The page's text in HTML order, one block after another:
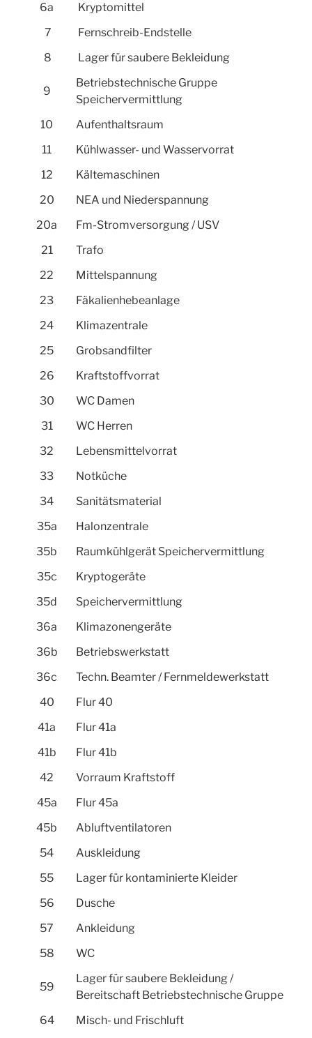
6a
Kryptomittel
7
Fernschreib-Endstelle
8
Lager für saubere Bekleidung
9
Betriebstechnische Gruppe
Speichervermittlung
10
Aufenthaltsraum
11
Kühlwasser- und Wasservorrat
12
Kältemaschinen
20
NEA und Niederspannung
20a
Fm-Stromversorgung / USV
21
Trafo
22
Mittelspannung
23
Fäkalienhebeanlage
24
Klimazentrale
25
Grobsandfilter
26
Kraftstoffvorrat
30
WC Damen
31
WC Herren
32
Lebensmittelvorrat
33
Notküche
34
Sanitätsmaterial
35a
Halonzentrale
35b
Raumkühlgerät Speichervermittlung
35c
Kryptogeräte
35d
Speichervermittlung
36a
Klimazonengeräte
36b
Betriebswerkstatt
36c
Techn. Beamter / Fernmeldewerkstatt
40
Flur 40
41a
Flur 41a
41b
Flur 41b
42
Vorraum Kraftstoff
45a
Flur 45a
45b
Abluftventilatoren
54
Auskleidung
55
Lager für kontaminierte Kleider
56
Dusche
57
Ankleidung
58
WC
59
Lager für saubere Bekleidung /
Bereitschaft Betriebstechnische Gruppe
64
Misch- und Frischluft